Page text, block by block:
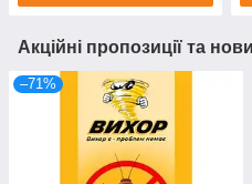
Акційні пропозиції та
–71%